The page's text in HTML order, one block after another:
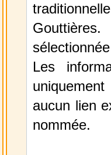
Les
aucun lien
nommée.